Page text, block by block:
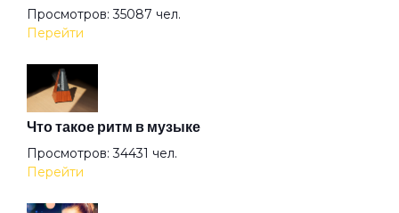
Звезда рок-н-ролла
Золотые львы
Когда я знал тебя совсем другой
Просмотров: 35087 чел.
Перейти
Что такое ритм в музыке
Просмотров: 34431 чел.
Перейти